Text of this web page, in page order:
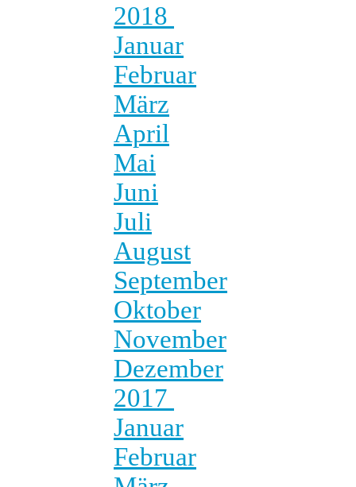
2018
Januar
Februar
März
April
Mai
Juni
Juli
August
September
Oktober
November
Dezember
2017
Januar
Februar